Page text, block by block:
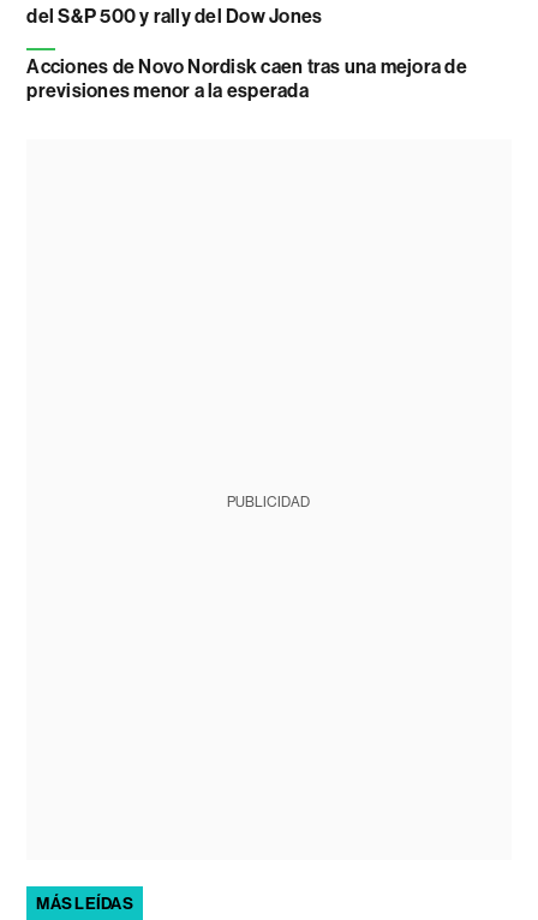
del S&P 500 y rally del Dow Jones
Acciones de Novo Nordisk caen tras una mejora de
previsiones menor a la esperada
PUBLICIDAD
MÁS LEÍDAS